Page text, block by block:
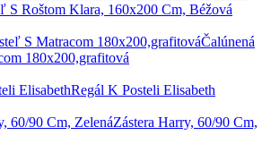
S Roštom Klara, 160x200 Cm, Béžová
Čalúnená
180x200,grafitová
Regál K Posteli Elisabeth
Zástera Harry, 60/90 Cm,